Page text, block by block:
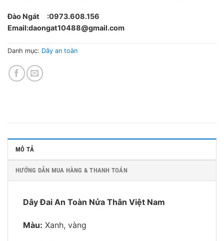
Đào Ngát :0973.608.156
Email:daongat10488@gmail.com
Danh mục: Dây an toàn
MÔ TẢ
HƯỚNG DẪN MUA HÀNG & THANH TOÁN
Dây Đai An Toàn Nửa Thân Việt Nam
Màu: Xanh, vàng